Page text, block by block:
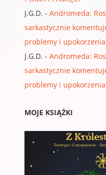
J.G.D. - Andromeda:
sarkastycznie
problemy i upokorzenia
J.G.D. - Andromeda:
sarkastycznie
problemy i upokorzenia
MOJE KSIĄŻKI